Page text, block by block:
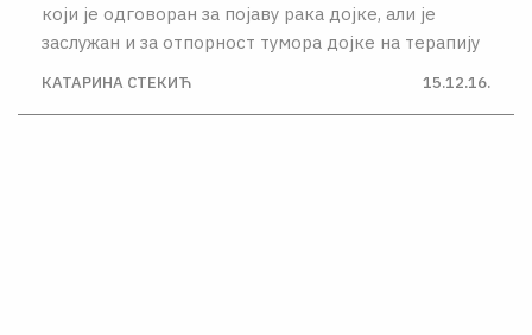
који је одговоран за појаву рака дојке, али је
заслужан и за отпорност тумора дојке на терапију
КАТАРИНА СТЕКИЋ 15.12.16.